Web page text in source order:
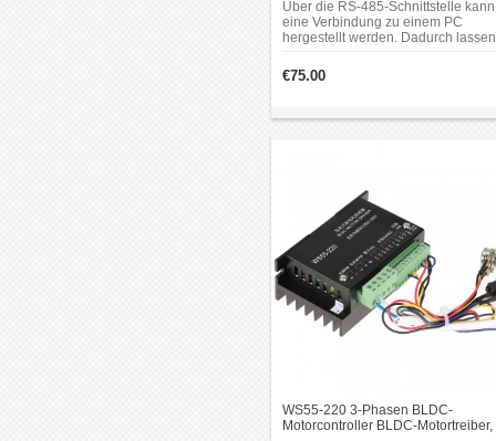
Kommunikationsschnittstelle
Über die RS-485-Schnittstelle kann
eine Verbindung zu einem PC
hergestellt werden. Dadurch lassen
Motoreigenschaften,
Beschleunigungs- und
Einstellungen komfortabel
€75.00
WS55-220 3-Phasen BLDC-
Motorcontroller BLDC-Motortreiber,